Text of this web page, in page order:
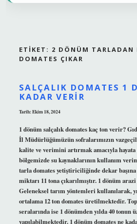
ETIKET: 2 DÖNÜM TARLADAN
DOMATES ÇIKAR
SALÇALIK DOMATES 1
KADAR VERIR
Tarih: Ekim 18, 2024
1 dönüm salçalık domates kaç ton verir?
İl Müdürlüğümüzün sofralarımızın
kalite ve verimini artırmak amacıyla
bölgemizde su kaynaklarının kullanım
tarla domates yetiştiriciliğinde dekar
miktarı 11 tona çıkarılmıştır. 1 dönüm
Geleneksel tarım yöntemleri kullanılarak,
ortalama 12 ton domates üretilmektedir.
seralarında ise 1 dönümden yılda 40 tonun
yapılabilmektedir. 1 dönüm domates ne